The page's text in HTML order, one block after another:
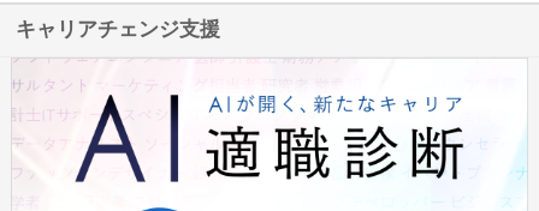
キャリアチェンジ支援